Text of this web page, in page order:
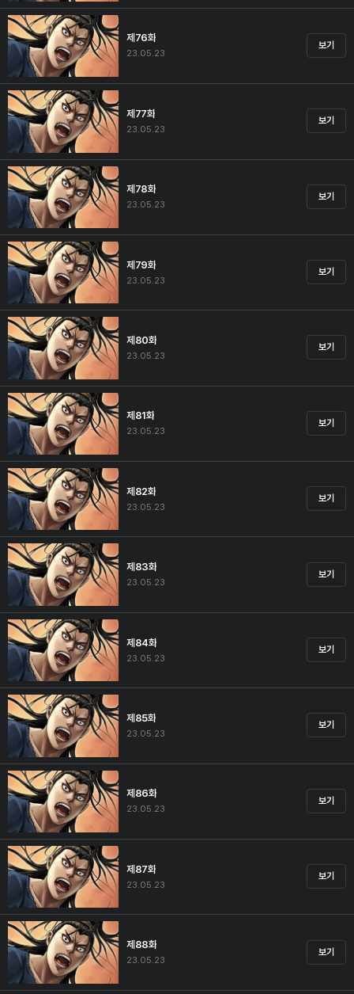
제76화
23.05.23
보기
제77화
23.05.23
보기
제78화
23.05.23
보기
제79화
23.05.23
보기
제80화
23.05.23
보기
제81화
23.05.23
보기
제82화
23.05.23
보기
제83화
23.05.23
보기
제84화
23.05.23
보기
제85화
23.05.23
보기
제86화
23.05.23
보기
제87화
23.05.23
보기
제88화
23.05.23
보기